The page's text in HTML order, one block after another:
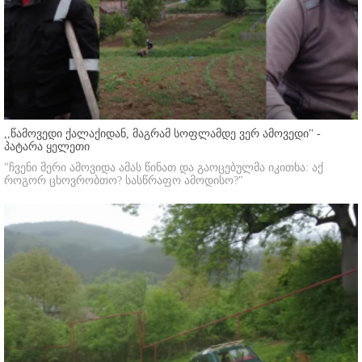
,,წამოვედი ქალაქიდან, მაგრამ სოფლამდე ვერ ამოვედი'' -
პატარა ყელეთი
"ჩვენი მერი ამოვიდა ამას წინათ და გაოცებულმა იკითხა: აქ
როგორ ცხოვრობთო? სასწრაფო ამოდისო?"